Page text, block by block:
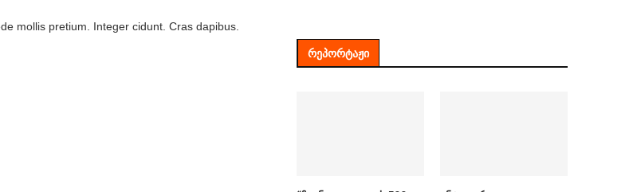
mollis pretium. Integer cidunt. Cras dapibus.
ᲠᲔᲞᲝᲠᲢᲐᲟᲘ